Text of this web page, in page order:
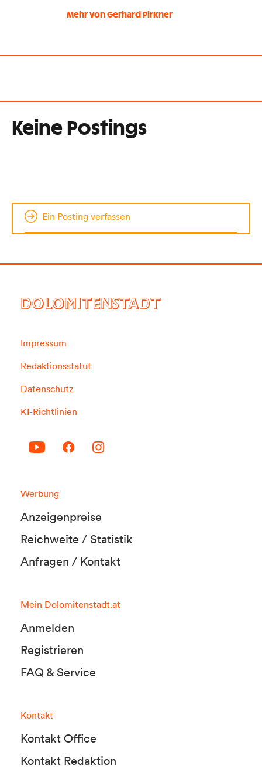
Mehr von Gerhard Pirkner
Keine Postings
Ein Posting verfassen
DOLOMITENSTADT
Impressum
Redaktionsstatut
Datenschutz
KI-Richtlinien
Werbung
Anzeigenpreise
Reichweite / Statistik
Anfragen / Kontakt
Mein Dolomitenstadt.at
Anmelden
Registrieren
FAQ & Service
Kontakt
Kontakt Office
Kontakt Redaktion